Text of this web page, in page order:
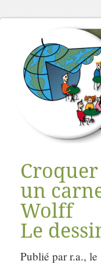
un
Wolff
Le
Publié par r.a.,